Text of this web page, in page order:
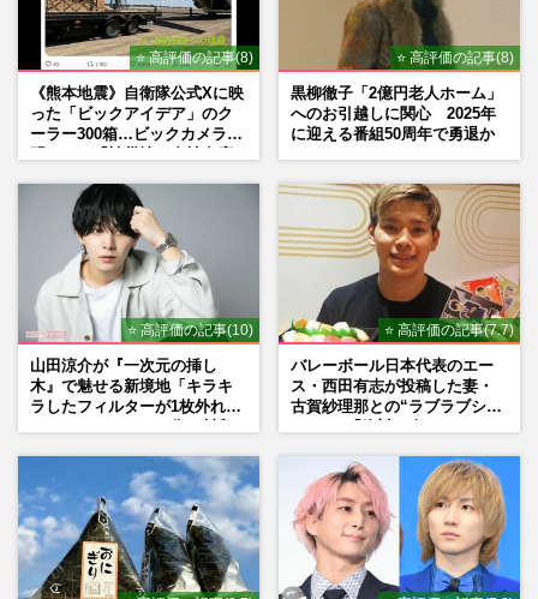
⭐ 高評価の記事(8)
《熊本地震》自衛隊公式Xに映
った「ビックアイデア」のク
ーラー300箱…ビックカメラが
⭐ 高評価の記事(8)
黒柳徹子「2億円老人ホーム」
へのお引越しに関心 2025年
に迎える番組50周年で勇退か
⭐ 高評価の記事(10)
山田涼介が『一次元の挿し
木』で魅せる新境地「キラキ
ラしたフィルターが1枚外れて
⭐ 高評価の記事(7.7)
バレーボール日本代表のエー
ス・西田有志が投稿した妻・
古賀紗理那との“ラブラブショ
判殺到の理由